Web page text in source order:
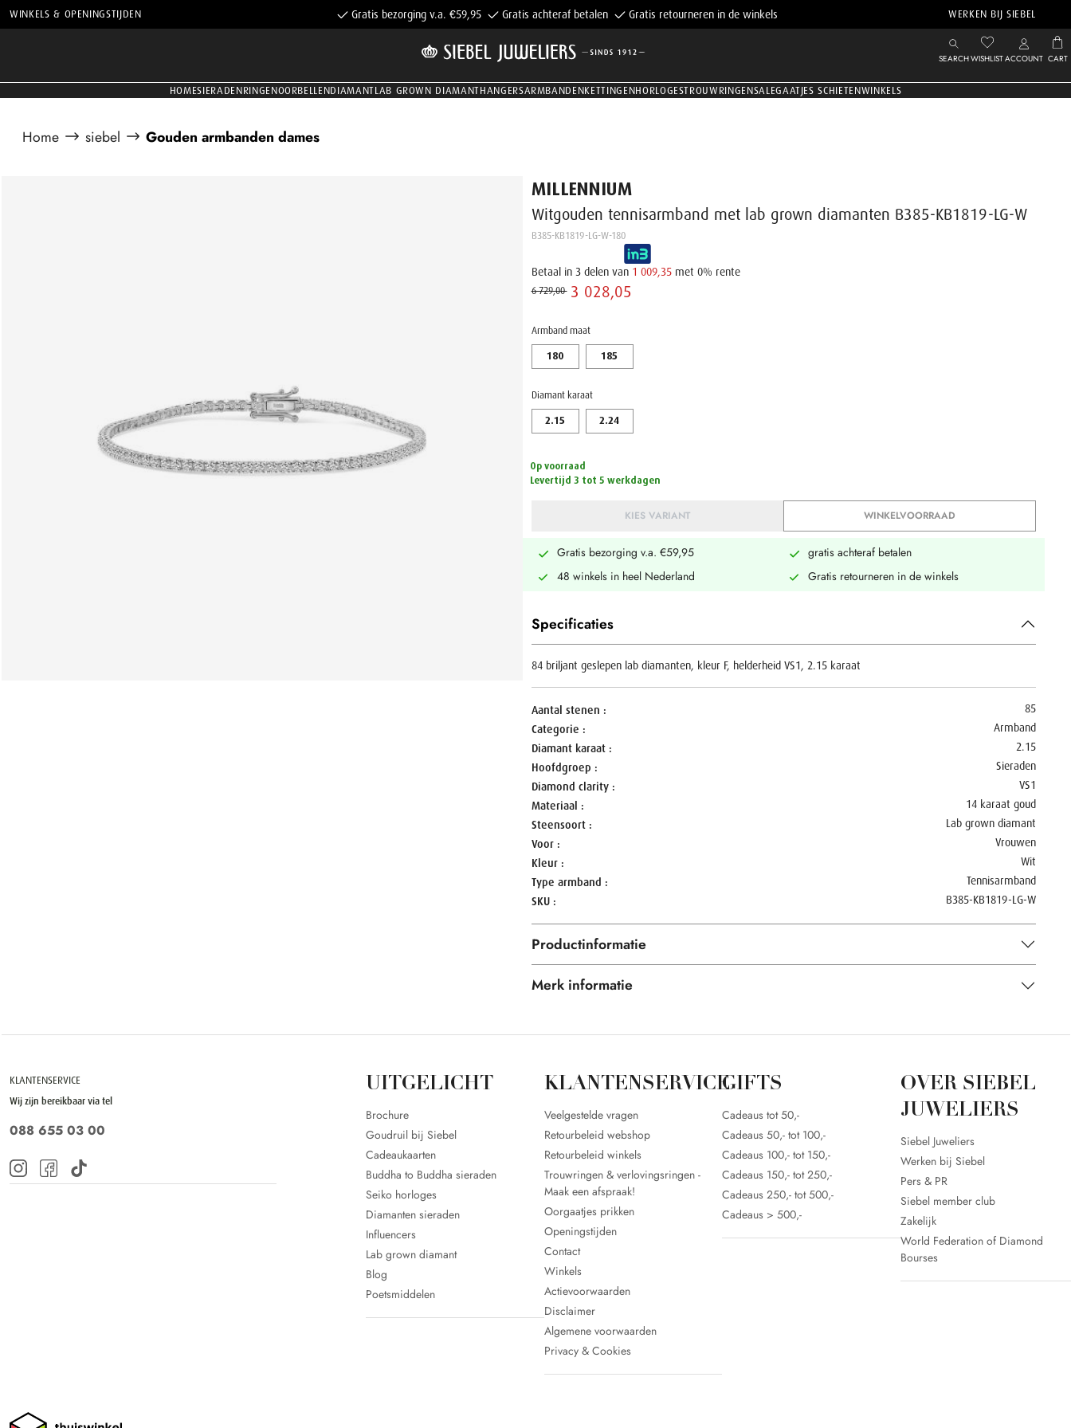
WINKELS & OPENINGSTIJDEN Gratis bezorging v.a. €59,95 Gratis achteraf betalen Gratis retourneren in de winkels WERKEN BIJ SIEBEL
SEARCHWISHLISTACCOUNT CART
HOMESIERADENRINGENOORBELLENDIAMANTLAB GROWN DIAMANTHANGERSARMBANDENKETTINGENHORLOGESTROUWRINGENSALEGAATJES SCHIETENWINKELS
Home siebel Gouden armbanden dames
MILLENNIUM
Witgouden tennisarmband met lab grown diamanten B385-KB1819-LG-W
B385-KB1819-LG-W-180
Betaal in 3 delen van 1 009,35met 0% rente
6 729,00 ‌ 3 028,05 ‌
Armband maat
180 185
Diamant karaat
2.15 2.24
Op voorraad
Levertijd 3 tot 5 werkdagen
KIES VARIANT WINKELVOORRAAD
Gratis bezorging v.a. €59,95
gratis achteraf betalen
48 winkels in heel Nederland
Gratis retourneren in de winkels
Specificaties
84 briljant geslepen lab diamanten, kleur F, helderheid VS1, 2.15 karaat
Aantal stenen
85
Categorie
Armband
Diamant karaat
2.15
Hoofdgroep
Sieraden
Diamond clarity
VS1
Materiaal
14 karaat goud
Steensoort
Lab grown diamant
Voor
Vrouwen
Kleur
Wit
Type armband
Tennisarmband
SKU
B385-KB1819-LG-W
Productinformatie
Merk informatie
KLANTENSERVICE
Wij zijn bereikbaar via tel
088 655 03 00
UITGELICHT
Brochure
Goudruil bij Siebel
Cadeaukaarten
Buddha to Buddha sieraden
Seiko horloges
Diamanten sieraden
Influencers
Lab grown diamant
Blog
Poetsmiddelen
KLANTENSERVICE
Veelgestelde vragen
Retourbeleid webshop
Retourbeleid winkels
Trouwringen & verlovingsringen -
Maak een afspraak!
Oorgaatjes prikken
Openingstijden
Contact
Winkels
Actievoorwaarden
Disclaimer
Algemene voorwaarden
Privacy & Cookies
GIFTS
Cadeaus tot 50,-
Cadeaus 50,- tot 100,-
Cadeaus 100,- tot 150,-
Cadeaus 150,- tot 250,-
Cadeaus 250,- tot 500,-
Cadeaus > 500,-
OVER SIEBEL
JUWELIERS
Siebel Juweliers
Werken bij Siebel
Pers & PR
Siebel member club
Zakelijk
World Federation of Diamond
Bourses